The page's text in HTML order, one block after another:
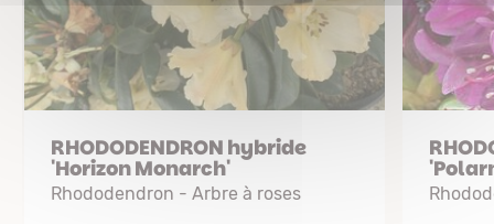
RHODODENDRON hybride
'Horizon Monarch'
Rhododendron - Arbre à roses